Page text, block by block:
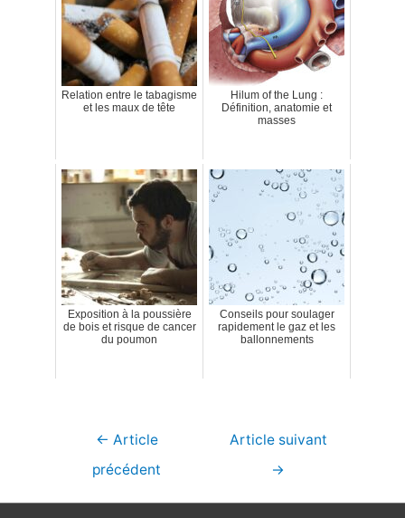
Relation entre le tabagisme
et les maux de tête
Hilum of the Lung :
Définition, anatomie et
masses
Exposition à la poussière
de bois et risque de cancer
du poumon
Conseils pour soulager
rapidement le gaz et les
ballonnements
Navigation
← Article
précédent
Article suivant
→